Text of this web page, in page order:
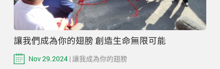
讓我們成為你的翅膀 創造生命無限可能
Nov 29.2024 | 讓我成為你的翅膀